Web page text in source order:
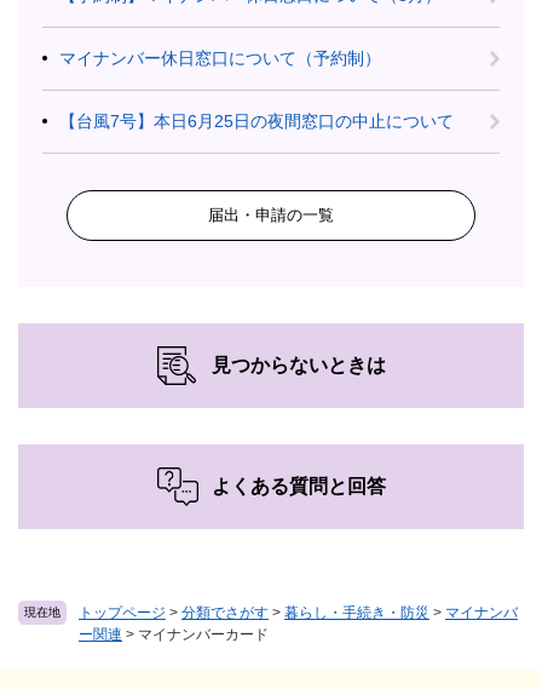
現在地 トップページ > 分類でさがす > 暮らし・手続き・防災 > マイナンバ
ー関連 > マイナンバーカード
マイナンバー休日窓口について（予約制）
【台風7号】本日6月25日の夜間窓口の中止について
届出・申請の一覧
見つからないときは
よくある質問と回答